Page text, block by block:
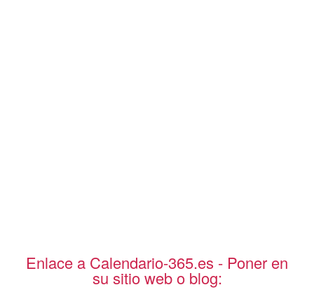
Enlace a Calendario-365.es - Poner en
su sitio web o blog: